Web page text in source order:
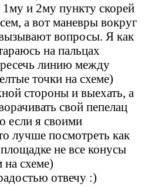
и 2му пункту скорей
а вот маневры вокруг
вопросы. Я как
на пальцах
линию между
точки на схеме)
стороны и выехать, а
свой пепелац
если я своими
лучше посмотреть как
не все конусы
на схеме)
отвечу :)